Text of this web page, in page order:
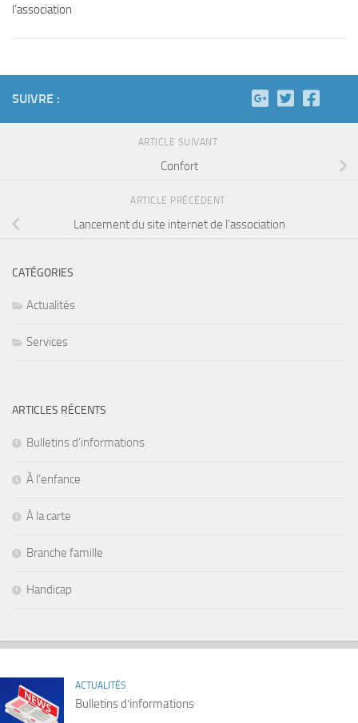
l’association
SUIVRE :
ARTICLE SUIVANT
Confort
ARTICLE PRÉCÉDENT
Lancement du site internet de l’association
CATÉGORIES
Actualités
Services
ARTICLES RÉCENTS
Bulletins d’informations
À l’enfance
À la carte
Branche famille
Handicap
ACTUALITÉS
Bulletins d’informations